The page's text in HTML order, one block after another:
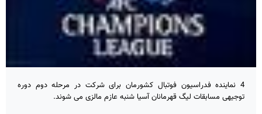
4 نماینده فدراسیون فوتبال کشورمان برای شرکت در مرحله دوم دوره
توجیهی مسابقات لیگ قهرمانان آسیا شنبه عازم مالزی می شوند.